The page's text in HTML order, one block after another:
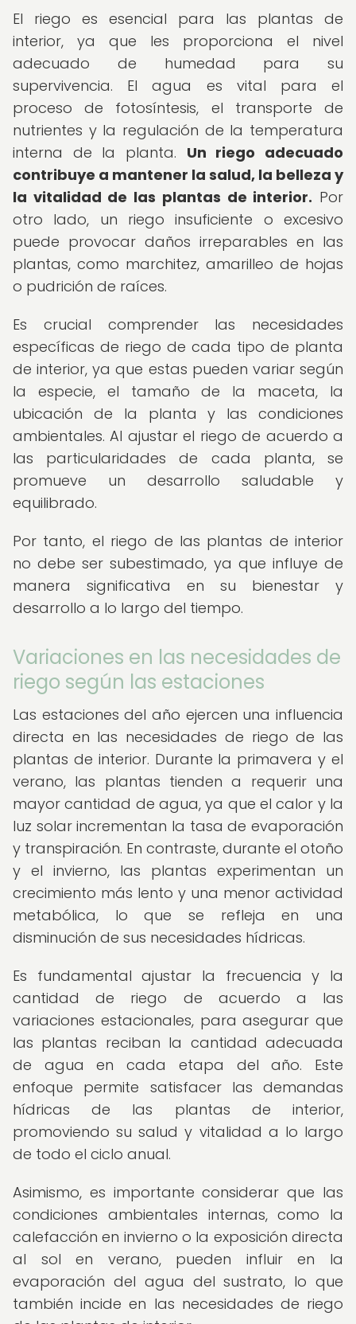
El riego es esencial para las plantas de
interior, ya que les proporciona el nivel
adecuado de humedad para su
supervivencia. El agua es vital para el
proceso de fotosíntesis, el transporte de
nutrientes y la regulación de la temperatura
interna de la planta. Un riego adecuado
contribuye a mantener la salud, la belleza y
la vitalidad de las plantas de interior. Por
otro lado, un riego insuficiente o excesivo
puede provocar daños irreparables en las
plantas, como marchitez, amarilleo de hojas
o pudrición de raíces.
Es crucial comprender las necesidades
específicas de riego de cada tipo de planta
de interior, ya que estas pueden variar según
la especie, el tamaño de la maceta, la
ubicación de la planta y las condiciones
ambientales. Al ajustar el riego de acuerdo a
las particularidades de cada planta, se
promueve un desarrollo saludable y
equilibrado.
Por tanto, el riego de las plantas de interior
no debe ser subestimado, ya que influye de
manera significativa en su bienestar y
desarrollo a lo largo del tiempo.
Variaciones en las necesidades de
riego según las estaciones
Las estaciones del año ejercen una influencia
directa en las necesidades de riego de las
plantas de interior. Durante la primavera y el
verano, las plantas tienden a requerir una
mayor cantidad de agua, ya que el calor y la
luz solar incrementan la tasa de evaporación
y transpiración. En contraste, durante el otoño
y el invierno, las plantas experimentan un
crecimiento más lento y una menor actividad
metabólica, lo que se refleja en una
disminución de sus necesidades hídricas.
Es fundamental ajustar la frecuencia y la
cantidad de riego de acuerdo a las
variaciones estacionales, para asegurar que
las plantas reciban la cantidad adecuada
de agua en cada etapa del año. Este
enfoque permite satisfacer las demandas
hídricas de las plantas de interior,
promoviendo su salud y vitalidad a lo largo
de todo el ciclo anual.
Asimismo, es importante considerar que las
condiciones ambientales internas, como la
calefacción en invierno o la exposición directa
al sol en verano, pueden influir en la
evaporación del agua del sustrato, lo que
también incide en las necesidades de riego